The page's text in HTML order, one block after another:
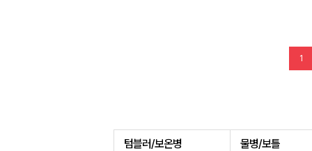
1
텀블러/보온병 물병/보틀